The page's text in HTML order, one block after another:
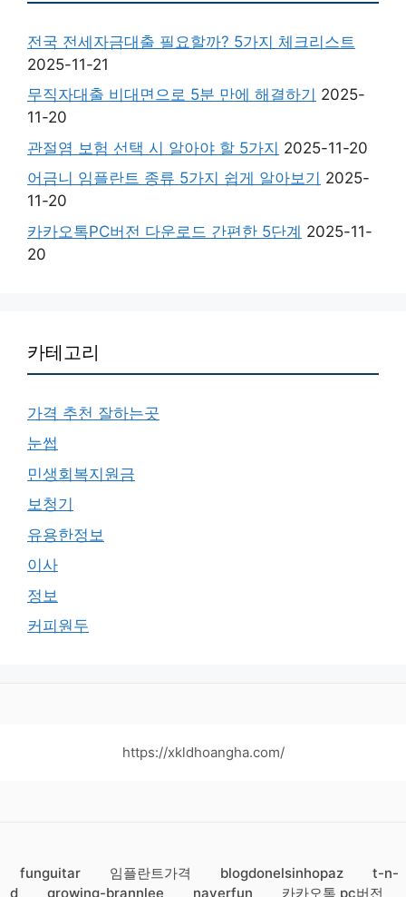
전국 전세자금대출 필요할까? 5가지 체크리스트
2025-11-21
무직자대출 비대면으로 5분 만에 해결하기 2025-
11-20
관절염 보험 선택 시 알아야 할 5가지 2025-11-20
어금니 임플란트 종류 5가지 쉽게 알아보기 2025-
11-20
카카오톡PC버전 다운로드 간편한 5단계 2025-11-
20
카테고리
가격 추천 잘하는곳
눈썹
민생회복지원금
보청기
유용한정보
이사
정보
커피원두
https://xkldhoangha.com/
funguitar 임플란트가격 blogdonelsinhopaz
t-n-
d
growing-brannlee naverfun 카카오톡 pc버전